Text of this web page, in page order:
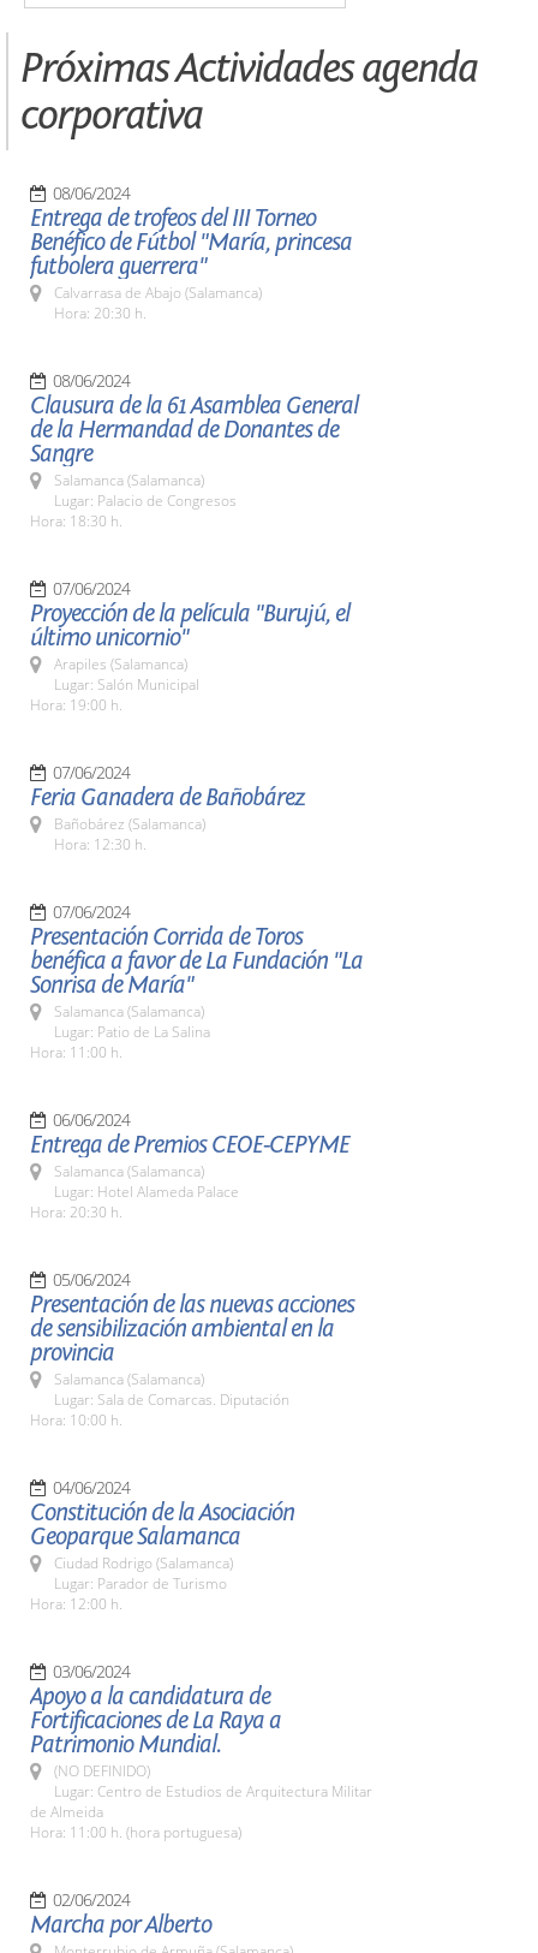
Próximas Actividades agenda
corporativa
08/06/2024
Entrega de trofeos del III Torneo
Benéfico de Fútbol "María, princesa
futbolera guerrera"
Calvarrasa de Abajo (Salamanca)
Hora: 20:30 h.
08/06/2024
Clausura de la 61 Asamblea General
de la Hermandad de Donantes de
Sangre
Salamanca (Salamanca)
Lugar: Palacio de Congresos
Hora: 18:30 h.
07/06/2024
Proyección de la película "Burujú, el
último unicornio"
Arapiles (Salamanca)
Lugar: Salón Municipal
Hora: 19:00 h.
07/06/2024
Feria Ganadera de Bañobárez
Bañobárez (Salamanca)
Hora: 12:30 h.
07/06/2024
Presentación Corrida de Toros
benéfica a favor de La Fundación "La
Sonrisa de María"
Salamanca (Salamanca)
Lugar: Patio de La Salina
Hora: 11:00 h.
06/06/2024
Entrega de Premios CEOE-CEPYME
Salamanca (Salamanca)
Lugar: Hotel Alameda Palace
Hora: 20:30 h.
05/06/2024
Presentación de las nuevas acciones
de sensibilización ambiental en la
provincia
Salamanca (Salamanca)
Lugar: Sala de Comarcas. Diputación
Hora: 10:00 h.
04/06/2024
Constitución de la Asociación
Geoparque Salamanca
Ciudad Rodrigo (Salamanca)
Lugar: Parador de Turismo
Hora: 12:00 h.
03/06/2024
Apoyo a la candidatura de
Fortificaciones de La Raya a
Patrimonio Mundial.
(NO DEFINIDO)
Lugar: Centro de Estudios de Arquitectura Militar
de Almeida
Hora: 11:00 h. (hora portuguesa)
02/06/2024
Marcha por Alberto